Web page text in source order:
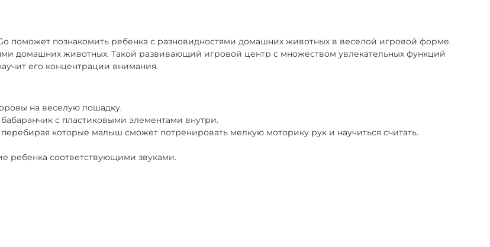
подтверждения личности. Если паспорта РФ нет, потребуется залог (от 1000 ₽)
курьера, при досрочном возврате оплата не пересчитывается.
срока и оплатив продление.
поможет познакомить ребенка с разновидностями домашних животных в веселой игровой форме.
домашних животных. Такой развивающий игровой центр с множеством увлекательных функций
его концентрации внимания.
на веселую лошадку.
с пластиковыми элементами внутри.
которые малыш сможет потренировать мелкую моторику рук и научиться считать.
ребенка соответствующими звуками.